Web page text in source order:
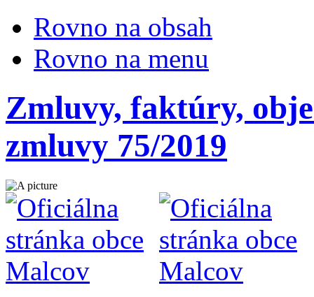
Rovno na obsah
Rovno na menu
Zmluvy, faktúry,
zmluvy 75/2019